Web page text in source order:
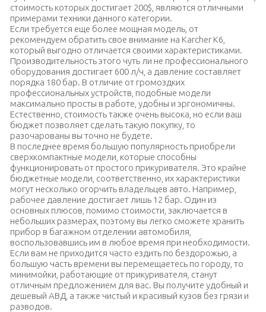
стоимость которых достигает 200$, являются отличными
примерами техники данного категории.
Если требуется еще более мощная модель, от
рекомендуем обратить свое внимание на Karcher K6,
который выгодно отличается своими характеристиками.
Производительность этого чуть ли не профессионального
оборудования достигает 600 л/ч, а давление составляет
порядка 180 бар. В отличие от громоздких
профессиональных устройств, подобные модели
максимально просты в работе, удобны и эргономичны.
Естественно, стоимость также очень высока, но если ваш
бюджет позволяет сделать такую покупку, то
разочарованы вы точно не будете.
В последнее время большую популярность приобрели
сверхкомпактные модели, которые способны
функционировать от простого прикуривателя. Это крайне
бюджетные модели, соответственно, их характеристики
могут несколько огорчить владельцев авто. Например,
рабочее давление достигает лишь 12 бар. Один из
основных плюсов, помимо стоимости, заключается в
небольших размерах, поэтому вы легко сможете хранить
прибор в багажном отделении автомобиля,
воспользовавшись им в любое время при необходимости.
Если вам не приходится часто ездить по бездорожью, а
большую часть времени вы перемещаетесь по городу, то
минимойки, работающие от прикуривателя, станут
отличным предложением для вас. Вы получите удобный и
дешевый АВД, а также чистый и красивый кузов без грязи и
разводов.